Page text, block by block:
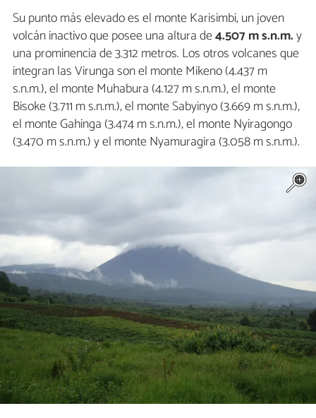
Su punto más elevado es el monte Karisimbi, un joven
volcán inactivo que posee una altura de4.507 m s.n.m.y
una prominencia de 3.312 metros. Los otros volcanes que
integran las Virunga son el monte Mikeno (4.437 m
s.n.m.), el monte Muhabura (4.127 m s.n.m.), el monte
Bisoke (3.711 m s.n.m.), el monte Sabyinyo (3.669 m s.n.m.),
el monte Gahinga (3.474 m s.n.m.), el monte Nyiragongo
(3.470 m s.n.m.) y el monte Nyamuragira (3.058 m s.n.m.).